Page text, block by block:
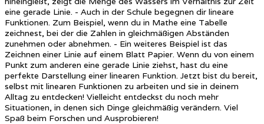
eine gerade Linie. - Auch in der Schule begegnen dir lineare
Funktionen. Zum Beispiel, wenn du in Mathe eine Tabelle
zeichnest, bei der die Zahlen in gleichmäßigen Abständen
zunehmen oder abnehmen. - Ein weiteres Beispiel ist das
Zeichnen einer Linie auf einem Blatt Papier. Wenn du von einem
Punkt zum anderen eine gerade Linie ziehst, hast du eine
perfekte Darstellung einer linearen Funktion. Jetzt bist du bereit,
selbst mit linearen Funktionen zu arbeiten und sie in deinem
Alltag zu entdecken! Vielleicht entdeckst du noch mehr
Situationen, in denen sich Dinge gleichmäßig verändern. Viel
Spaß beim Forschen und Ausprobieren!